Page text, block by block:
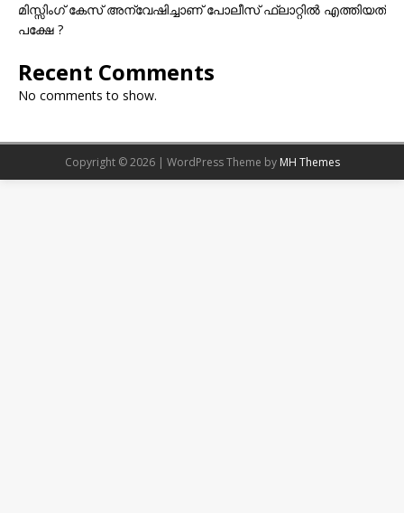
മിസ്സിംഗ് കേസ് അന്വേഷിച്ചാണ് പോലീസ് ഫ്ലാറ്റിൽ എത്തിയത്
പക്ഷേ ?
Recent Comments
No comments to show.
Copyright © 2026 | WordPress Theme by MH Themes